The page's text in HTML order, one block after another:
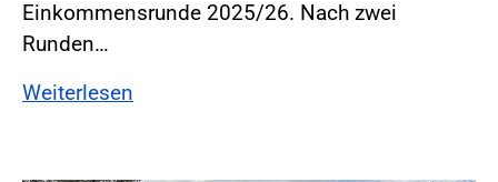
Einkommensrunde 2025/26. Nach zwei
Runden…
Weiterlesen